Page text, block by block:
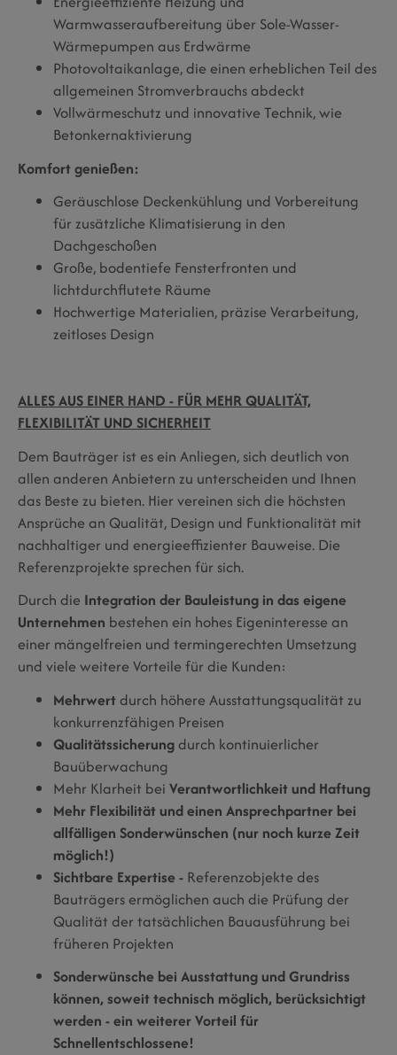
Warmwasseraufbereitung über Sole-Wasser-
Wärmepumpen aus Erdwärme
Photovoltaikanlage, die einen erheblichen Teil des
allgemeinen Stromverbrauchs abdeckt
Vollwärmeschutz und innovative Technik, wie
Betonkernaktivierung
Komfort genießen:
Geräuschlose Deckenkühlung und Vorbereitung
für zusätzliche Klimatisierung in den
Dachgeschoßen
Große, bodentiefe Fensterfronten und
lichtdurchflutete Räume
Hochwertige Materialien, präzise Verarbeitung,
zeitloses Design
ALLES AUS EINER HAND - FÜR MEHR QUALITÄT,
FLEXIBILITÄT UND SICHERHEIT
Dem Bauträger ist es ein Anliegen, sich deutlich von
allen anderen Anbietern zu unterscheiden und Ihnen
das Beste zu bieten. Hier vereinen sich die höchsten
Ansprüche an Qualität, Design und Funktionalität mit
nachhaltiger und energieeffizienter Bauweise. Die
Referenzprojekte sprechen für sich.
Durch die Integration der Bauleistung in das eigene
Unternehmen bestehen ein hohes Eigeninteresse an
einer mängelfreien und termingerechten Umsetzung
und viele weitere Vorteile für die Kunden:
Mehrwertdurch höhere Ausstattungsqualität zu
konkurrenzfähigen Preisen
Qualitätssicherungdurch kontinuierlicher
Bauüberwachung
Mehr Klarheit bei Verantwortlichkeit und Haftung
Mehr Flexibilität und einen Ansprechpartner bei
allfälligen Sonderwünschen (nur noch kurze Zeit
möglich!)
Sichtbare Expertise - Referenzobjekte des
Bauträgers ermöglichen auch die Prüfung der
Qualität der tatsächlichen Bauausführung bei
früheren Projekten
Sonderwünsche bei Ausstattung und Grundriss
können, soweit technisch möglich, berücksichtigt
werden - ein weiterer Vorteil für
Schnellentschlossene!